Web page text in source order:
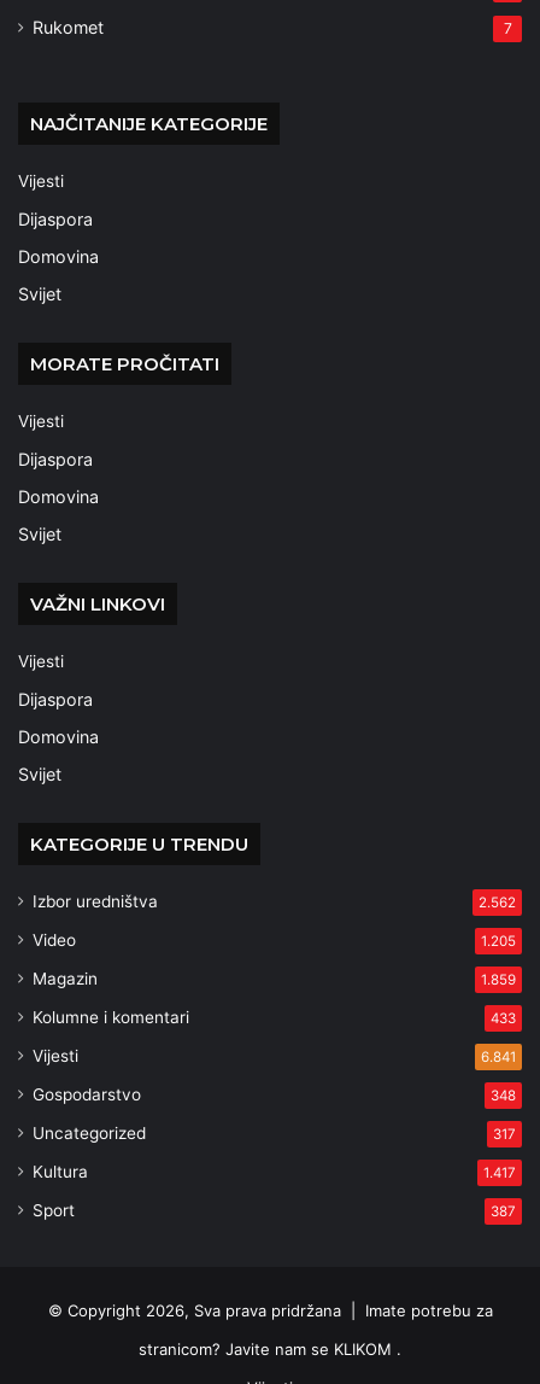
Rukomet 7
NAJČITANIJE KATEGORIJE
Vijesti
Dijaspora
Domovina
Svijet
MORATE PROČITATI
Vijesti
Dijaspora
Domovina
Svijet
VAŽNI LINKOVI
Vijesti
Dijaspora
Domovina
Svijet
KATEGORIJE U TRENDU
Izbor uredništva 2.562
Video 1.205
Magazin 1.859
Kolumne i komentari 433
Vijesti 6.841
Gospodarstvo 348
Uncategorized 317
Kultura 1.417
Sport 387
© Copyright 2026, Sva prava pridržana | Imate potrebu za
stranicom? Javite nam se KLIKOM .